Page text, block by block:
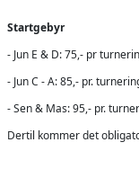
Startgebyr
- Jun E & D: 75,- pr
- Jun C - A: 85,- pr.
- Sen & Mas: 95,- pr.
Dertil kommer det